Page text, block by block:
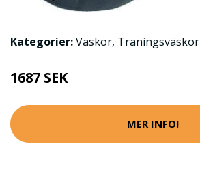
Kategorier:Väskor, Träningsväskor
1687 SEK
MER INFO!